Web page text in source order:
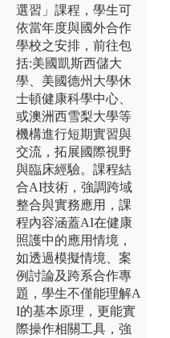
選習」課程，學生可
依當年度與國外合作
學校之安排，前往包
括:美國凱斯西儲大
學、美國德州大學休
士頓健康科學中心、
或澳洲西雪梨大學等
機構進行短期實習與
交流，拓展國際視野
與臨床經驗。課程結
合AI技術，強調跨域
整合與實務應用，課
程內容涵蓋AI在健康
照護中的應用情境，
如透過模擬情境、案
例討論及跨系合作專
題，學生不僅能理解A
I的基本原理，更能實
際操作相關工具，強